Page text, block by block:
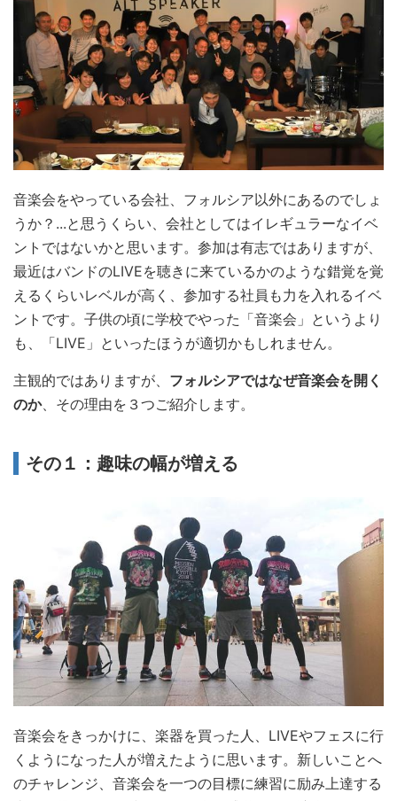
音楽会をやっている会社、フォルシア以外にあるのでしょ
うか？...と思うくらい、会社としてはイレギュラーなイベ
ントではないかと思います。参加は有志ではありますが、
最近はバンドのLIVEを聴きに来ているかのような錯覚を覚
えるくらいレベルが高く、参加する社員も力を入れるイベ
ントです。子供の頃に学校でやった「音楽会」というより
も、「LIVE」といったほうが適切かもしれません。
主観的ではありますが、 フォルシアではなぜ音楽会を開く
のか、その理由を３つご紹介します。
その１：趣味の幅が増える
音楽会をきっかけに、楽器を買った人、LIVEやフェスに行
くようになった人が増えたように思います。新しいことへ
のチャレンジ、音楽会を一つの目標に練習に励み上達する